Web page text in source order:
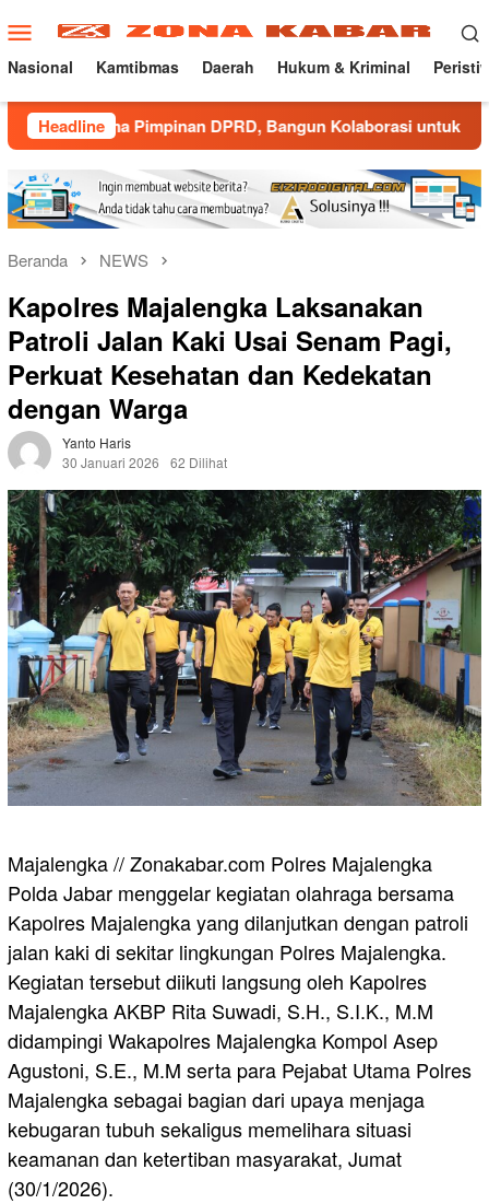
ke
konten
Menu
Mobile
Nasional Kamtibmas Daerah Hukum & Kriminal
Headline
Pimpinan DPRD, Bangun Kolaborasi untuk Majalengka
Beranda NEWS
Kapolres Majalengka Laksanakan
Patroli Jalan Kaki Usai Senam Pagi,
Perkuat Kesehatan dan Kedekatan
dengan Warga
Yanto Haris
30 Januari 2026
62 Dilihat
Majalengka // Zonakabar.com Polres Majalengka
Polda Jabar menggelar kegiatan olahraga bersama
Kapolres Majalengka yang dilanjutkan dengan patroli
jalan kaki di sekitar lingkungan Polres Majalengka.
Kegiatan tersebut diikuti langsung oleh Kapolres
Majalengka AKBP Rita Suwadi, S.H., S.I.K., M.M
didampingi Wakapolres Majalengka Kompol Asep
Agustoni, S.E., M.M serta para Pejabat Utama Polres
Majalengka sebagai bagian dari upaya menjaga
kebugaran tubuh sekaligus memelihara situasi
keamanan dan ketertiban masyarakat, Jumat
(30/1/2026).